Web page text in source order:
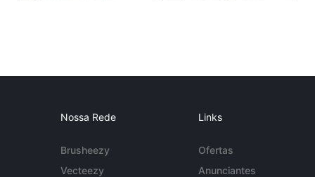
Nossa Rede
Brusheezy
Vecteezy
Links
Ofertas
Anunciantes